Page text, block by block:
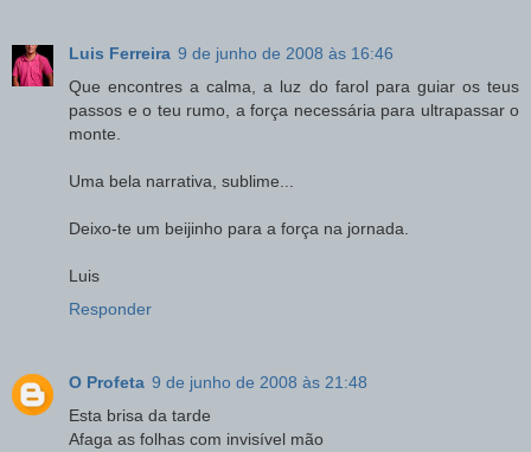
Luis Ferreira 9 de junho de 2008 às 16:46
Que encontres a calma, a luz do farol para guiar os teus
passos e o teu rumo, a força necessária para ultrapassar o
monte.
Uma bela narrativa, sublime...
Deixo-te um beijinho para a força na jornada.
Luis
Responder
O Profeta 9 de junho de 2008 às 21:48
Esta brisa da tarde
Afaga as folhas com invisível mão